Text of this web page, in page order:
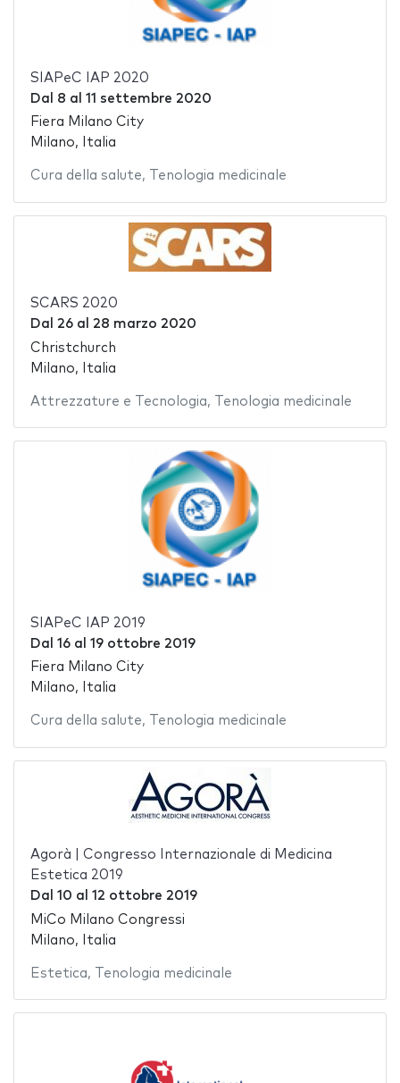
SIAPeC IAP 2020
Dal 8 al 11 settembre 2020
Fiera Milano City
Milano, Italia
Cura della salute, Tenologia medicinale
SCARS 2020
Dal 26al 28 marzo 2020
Christchurch
Milano, Italia
Attrezzature e Tecnologia, Tenologia medicinale
SIAPeC IAP 2019
Dal 16al 19 ottobre 2019
Fiera Milano City
Milano, Italia
Cura della salute, Tenologia medicinale
Agorà | Congresso Internazionale di Medicina
Estetica 2019
Dal 10 al 12 ottobre 2019
MiCo Milano Congressi
Milano, Italia
Estetica, Tenologia medicinale